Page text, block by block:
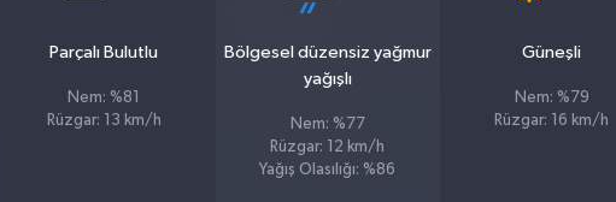
Parçalı Bulutlu
Nem: %81
Rüzgar: 13 km/h
Bölgesel düzensiz yağmur
yağışlı
Nem: %77
Rüzgar: 12 km/h
Yağış Olasılığı: %86
Güneşli
Nem: %79
Rüzgar: 16 km/h